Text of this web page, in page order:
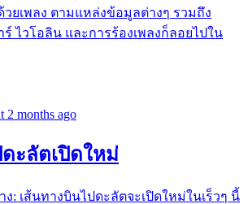
ยเพลง ตามแหล่งข้อมูลต่างๆ รวมถึง
าร์ ไวโอลิน และการร้องเพลงก็ลอยไปใน
2 months ago
ะลัตเปิดใหม่
: เส้นทางบินไปดะลัตจะเปิดใหม่ในเร็วๆ นี้